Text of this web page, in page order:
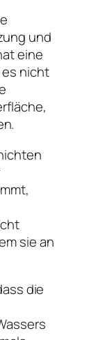
und
eine
es nicht
sie an
die